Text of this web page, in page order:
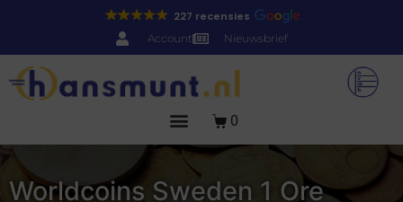
227 recensies
Account Nieuwsbrief
0
Worldcoins Sweden 1 Ore